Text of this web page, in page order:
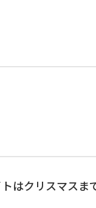
はクリスマスま